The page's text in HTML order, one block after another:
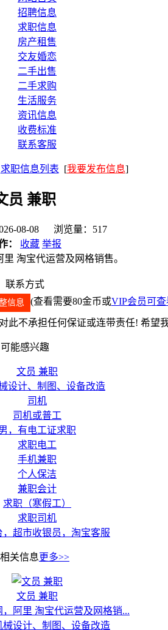
招聘信息
求职信息
房产租售
交友婚恋
二手出售
二手求购
生活服务
资讯信息
收费标准
联系客服
求职信息列表 [我要发布信息]
员 兼职
08-08 浏览量：517
：
收藏 举报
淘宝代运营及网格销售。
联系方式
信息 (查看需要80金币或VIP会员可查
不承担任何保证或连带责任! 希望
可能感兴趣
文员 兼职
设计、制图、设备改造
司机
司机或普工
，有电工证求职
求职电工
手机兼职
个人保洁
兼职会计
求职（寒假工）
求职司机
，超市收银员，淘宝客服
关信息更多>>
文员 兼职
，阿里 淘宝代运营及网格销...